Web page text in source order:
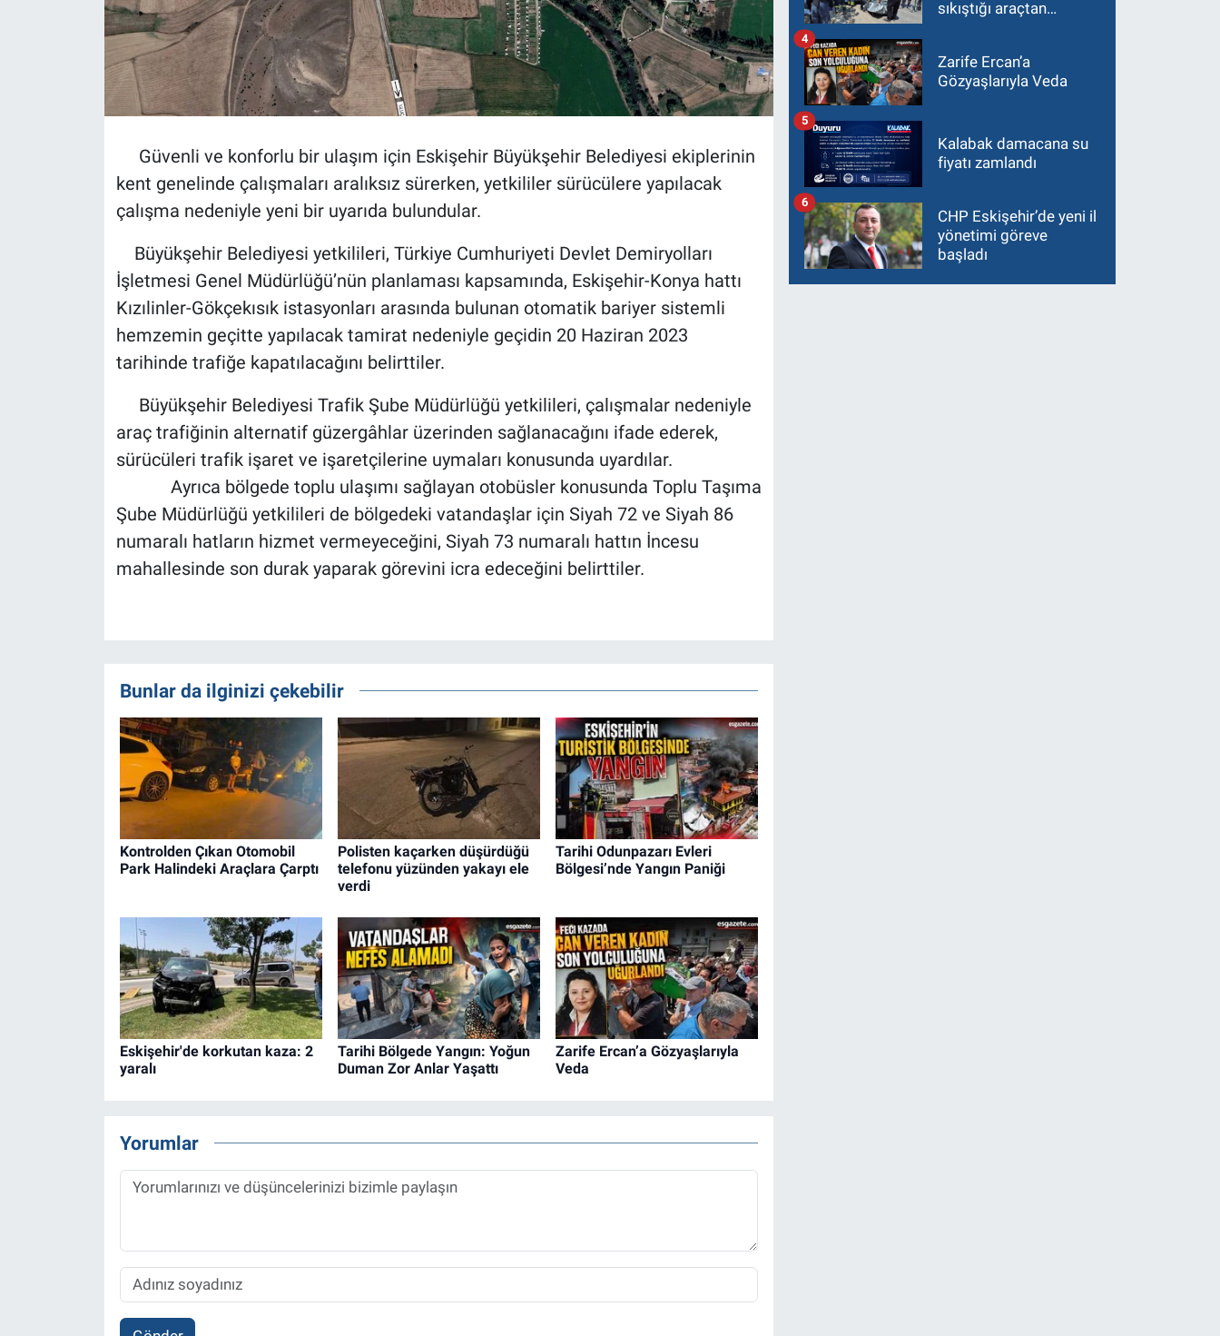
Güvenli ve konforlu bir ulaşım için Eskişehir Büyükşehir Belediyesi ekiplerinin
kent genelinde çalışmaları aralıksız sürerken, yetkililer sürücülere yapılacak
çalışma nedeniyle yeni bir uyarıda bulundular.
Büyükşehir Belediyesi yetkilileri, Türkiye Cumhuriyeti Devlet Demiryolları
İşletmesi Genel Müdürlüğü’nün planlaması kapsamında, Eskişehir-Konya hattı
Kızılinler-Gökçekısık istasyonları arasında bulunan otomatik bariyer sistemli
hemzemin geçitte yapılacak tamirat nedeniyle geçidin 20 Haziran 2023
tarihinde trafiğe kapatılacağını belirttiler.
Büyükşehir Belediyesi Trafik Şube Müdürlüğü yetkilileri, çalışmalar nedeniyle
araç trafiğinin alternatif güzergâhlar üzerinden sağlanacağını ifade ederek,
sürücüleri trafik işaret ve işaretçilerine uymaları konusunda uyardılar.
Ayrıca bölgede toplu ulaşımı sağlayan otobüsler konusunda Toplu Taşıma
Şube Müdürlüğü yetkilileri de bölgedeki vatandaşlar için Siyah 72 ve Siyah 86
numaralı hatların hizmet vermeyeceğini, Siyah 73 numaralı hattın İncesu
mahallesinde son durak yaparak görevini icra edeceğini belirttiler.
Bunlar da ilginizi çekebilir
Kontrolden Çıkan Otomobil
Park Halindeki Araçlara Çarptı
Polisten kaçarken düşürdüğü
telefonu yüzünden yakayı ele
verdi
Tarihi Odunpazarı Evleri
Bölgesi’nde Yangın Paniği
Eskişehir'de korkutan kaza: 2
yaralı
Tarihi Bölgede Yangın: Yoğun
Duman Zor Anlar Yaşattı
Zarife Ercan’a Gözyaşlarıyla
Veda
Yorumlar
sıkıştığı araçtan
Zarife Ercan’a
Gözyaşlarıyla Veda
4
Kalabak damacana su
fiyatı zamlandı
5
CHP Eskişehir’de yeni il
yönetimi göreve
başladı
6
Magazin
Bilim ve Teknoloji